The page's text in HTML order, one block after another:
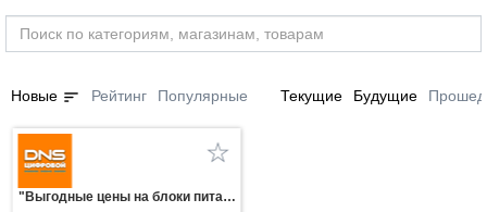
Новые sort Рейтинг Популярные Текущие Будущие
"Выгодные цены на блоки питания Cougar!"